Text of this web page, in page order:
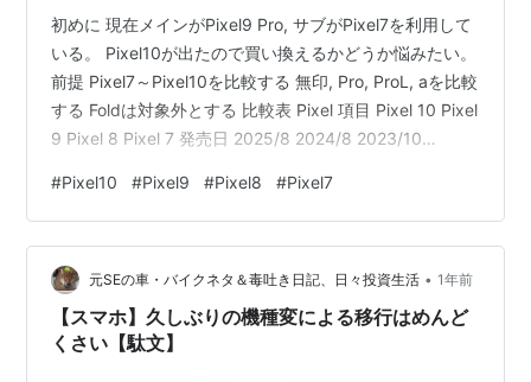
初めに 現在メインがPixel9 Pro, サブがPixel7を利用して
いる。 Pixel10が出たので買い換えるかどうか悩みたい。
前提 Pixel7～Pixel10を比較する 無印, Pro, ProL, aを比較
する Foldは対象外とする 比較表 Pixel 項目 Pixel 10 Pixel
9 Pixel 8 Pixel 7 発売日 2025/8 2024/8 2023/10
トレージ[GB] 128/256 128/256 128/256 128/256 重量
[g] 204 198 18…
#Pixel10 #Pixel9 #Pixel8 #Pixel7
元SEの車・バイクネタ＆毒吐き日記、日々投資生活 • 1年前
【スマホ】久しぶりの機種変による移行はめんど
くさい【駄文】